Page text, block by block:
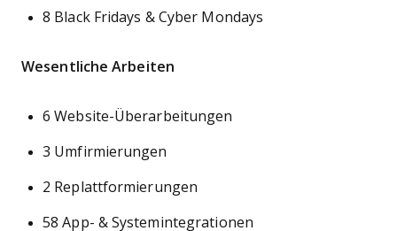
8 Black Fridays & Cyber Mondays
Wesentliche Arbeiten
6 Website-Überarbeitungen
3 Umfirmierungen
2 Replattformierungen
58 App- & Systemintegrationen